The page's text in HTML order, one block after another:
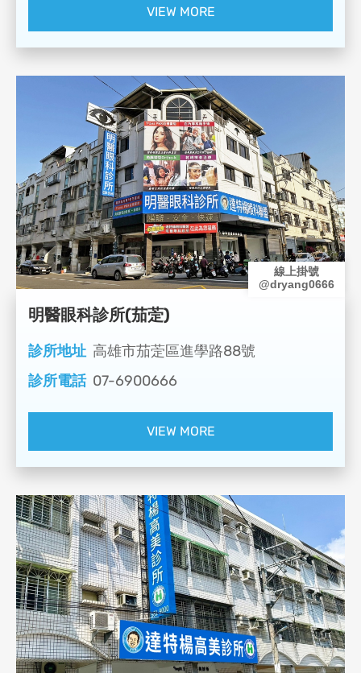
VIEW MORE
明醫眼科診所(茄萣)
診所地址 高雄市茄萣區進學路88號
診所電話 07-6900666
VIEW MORE
線上掛號
@dryang0666